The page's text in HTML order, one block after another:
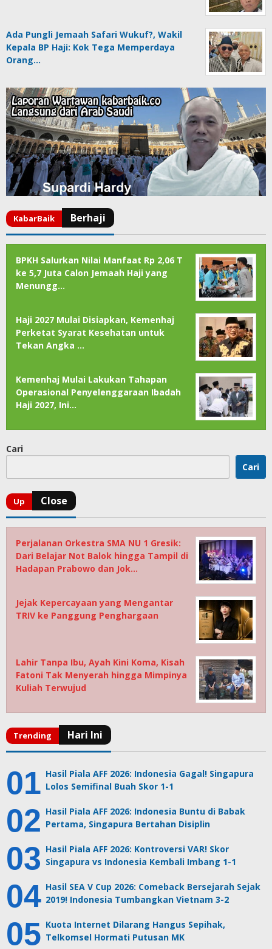
Ada Pungli Jemaah Safari Wukuf?, Wakil
Kepala BP Haji: Kok Tega Memperdaya
Orang…
BPKH Salurkan Nilai Manfaat Rp 2,06 T
ke 5,7 Juta Calon Jemaah Haji yang
Menungg…
Haji 2027 Mulai Disiapkan, Kemenhaj
Perketat Syarat Kesehatan untuk
Tekan Angka …
Kemenhaj Mulai Lakukan Tahapan
Operasional Penyelenggaraan Ibadah
Haji 2027, Ini…
Cari
Cari
Perjalanan Orkestra SMA NU 1 Gresik:
Dari Belajar Not Balok hingga Tampil di
Hadapan Prabowo dan Jok…
Jejak Kepercayaan yang Mengantar
TRIV ke Panggung Penghargaan
Lahir Tanpa Ibu, Ayah Kini Koma, Kisah
Fatoni Tak Menyerah hingga Mimpinya
Kuliah Terwujud
Hasil Piala AFF 2026: Indonesia Gagal! Singapura
Lolos Semifinal Buah Skor 1-1
Hasil Piala AFF 2026: Indonesia Buntu di Babak
Pertama, Singapura Bertahan Disiplin
Hasil Piala AFF 2026: Kontroversi VAR! Skor
Singapura vs Indonesia Kembali Imbang 1-1
Hasil SEA V Cup 2026: Comeback Bersejarah Sejak
2019! Indonesia Tumbangkan Vietnam 3-2
Kuota Internet Dilarang Hangus Sepihak,
Telkomsel Hormati Putusan MK